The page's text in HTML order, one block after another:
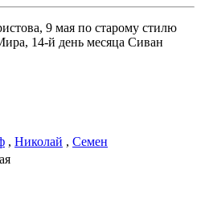
9 мая по старому стилю
14-й день месяца Сиван
, Николай , Семен